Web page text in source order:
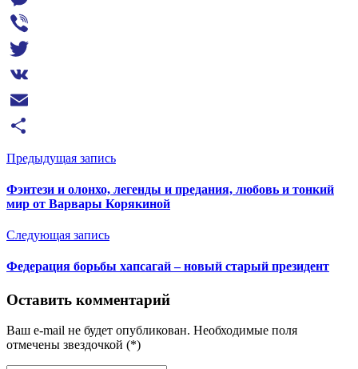
Messenger
Viber
Twitter
VK
Email
Отправить
Предыдущая запись
Фэнтези и олонхо, легенды и предания, любовь и тонкий
мир от Варвары Корякиной
Следующая запись
Федерация борьбы хапсагай – новый старый президент
Оставить комментарий
Ваш e-mail не будет опубликован. Необходимые поля
отмечены звездочкой (*)